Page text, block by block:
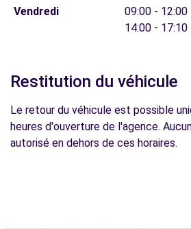
Vendredi
09:00 - 12:00
14:00 - 17:10
Restitution du véhicule
Le retour du véhicule est possible
heures d'ouverture de l'agence.
autorisé en dehors de ces horaires.